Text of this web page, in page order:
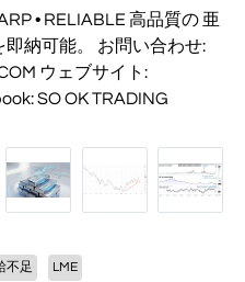
• RELIABLE 高品質の 亜
即納可能。 お問い合わせ:
ウェブサイト:
SO OK TRADING
不足 LME